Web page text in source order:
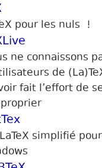
pour les nuls !
ne connaissons
de
fait l’effort de
simplifié pour